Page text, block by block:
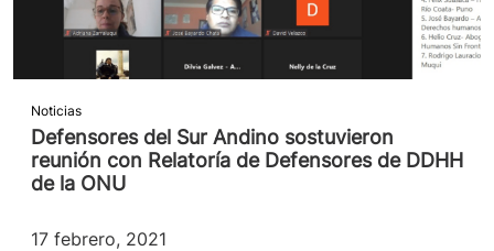
Noticias
Defensores del Sur Andino sostuvieron
reunión con Relatoría de Defensores de DDHH
de la ONU
17 febrero, 2021